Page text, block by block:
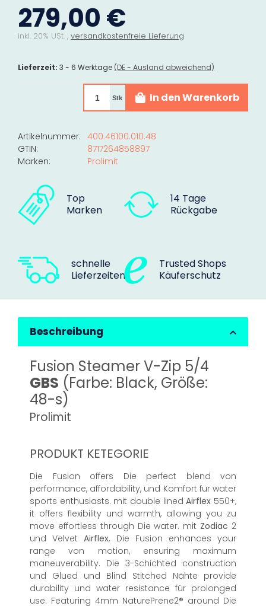
279,00 €
inkl. 20% USt. , versandkostenfreie Lieferung
Lieferzeit: 3 - 6 Werktage (DE - Ausland abweichend)
Stk In den Warenkorb
Artikelnummer: 400.46100.010.48
GTIN:
8717264858897
Marken:
Prolimit
Top
Marken
14 Tage
Rückgabe
schnelle
Lieferzeiten
Trusted Shops
Käuferschutz
Beschreibung
Fusion Steamer V-Zip 5/4
GBS (Farbe: Black, Größe:
48-s)
Prolimit
PRODUKT KETEGORIE
Die Fusion offers Die perfect blend von
performance, affordability, und Komfort für water
sports enthusiasts. mit double linedAirflex 550+,
it offers flexibility und warmth, allowing you zu
move effortless through Die water. mit Zodiac 2
und VelvetAirflex, Die Fusion enhances your
range von motion, ensuring maximum
maneuverability. Die 3-Schichted construction
und Glued und Blind Stitched Nähte provide
durability und water resistance für prolonged
use. Featuring 4mm NaturePrene2® around Die